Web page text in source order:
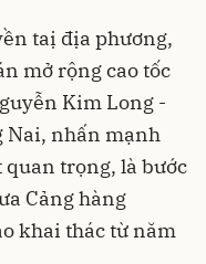
taị địa phương,
mở rộng cao tốc
Kim Long -
Nai, nhấn mạnh
trọng, là bước
Cảng hàng
khai thác từ năm